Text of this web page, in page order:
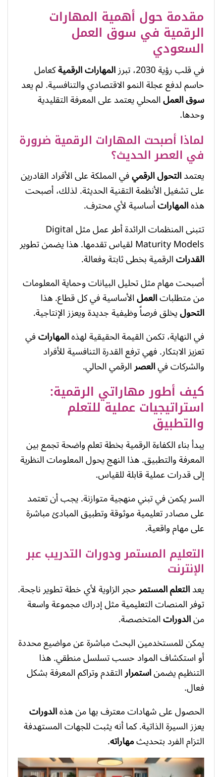
مقدمة حول أهمية المهارات
الرقمية في سوق العمل
السعودي
في قلب رؤية 2030، تبرز المهارات الرقميةكعامل
حاسم لدفع عجلة النمو الاقتصادي والتنافسية. لم يعد
سوق العملالمحلي يعتمد على المعرفة التقليدية
وحدها.
لماذا أصبحت المهارات الرقمية ضرورة
في العصر الحديث؟
يعتمدالتحول الرقميفي المملكة على الأفراد القادرين
على تشغيل الأنظمة التقنية الحديثة. لذلك، أصبحت
هذهالمهاراتأساسية لأي محترف.
تتبنى المنظمات الرائدة أطر عمل مثل Digital
Maturity Models لقياس تقدمها. هذا يضمن تطوير
القدراتالرقمية بخطى ثابتة وفعالة.
أصبحت مهام مثل تحليل البيانات وحماية المعلومات
من متطلباتالعملالأساسية في كل قطاع. هذا
التحوليخلق فرصاً وظيفية جديدة ويعزز الإنتاجية.
في النهاية، تكمن القيمة الحقيقية لهذهالمهاراتفي
تعزيز الابتكار. فهي ترفع القدرة التنافسية للأفراد
والشركات فيالعصرالرقمي الحالي.
كيف أطور مهاراتي الرقمية:
استراتيجيات عملية للتعلم
والتطبيق
يبدأ بناء الكفاءة الرقمية بخطة تعلم واضحة تجمع بين
المعرفة والتطبيق. هذا النهج يحول المعلومات النظرية
إلى قدرات عملية قابلة للقياس.
السر يكمن في تبني منهجية متوازنة. يجب أن تعتمد
على مصادر تعليمية موثوقة وتطبيق المبادئ مباشرة
على مهام واقعية.
التعليم المستمر ودورات التدريب عبر
الإنترنت
يعدالتعلم المستمرحجر الزاوية لأي خطة تطوير ناجحة.
توفر المنصات التعليمية مثل إدراك مجموعة واسعة
منالدوراتالمتخصصة.
يمكن للمستخدمين البحث مباشرة عن مواضيع محددة
أو استكشاف المواد حسب تسلسل منطقي. هذا
التنظيم يضمناستمرارالتقدم وتراكم المعرفة بشكل
فعال.
الحصول على شهادات معترف بها من هذهالدورات
يعزز السيرة الذاتية. كما أنه يثبت للجهات المستهدفة
التزام الفرد بتحديثمهاراته.